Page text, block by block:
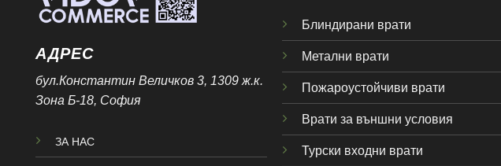
АДРЕС
бул.Константин Величков 3, 1309 ж.к.
Зона Б-18, София
ЗА НАС
Блиндирани врати
Метални врати
Пожароустойчиви врати
Врати за външни условия
Турски входни врати